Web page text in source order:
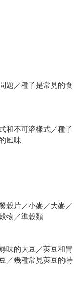
題／種子是常見的食
和不可溶樣式／種子
風味
穀片／小麥／大麥／
物／準穀類
味的大豆／莢豆和胃
／幾種常見莢豆的特